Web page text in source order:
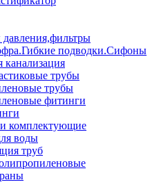
давления,фильтры
подводки.Сифоны
канализация
трубы
трубы
фитинги
комплектующие
воды
труб